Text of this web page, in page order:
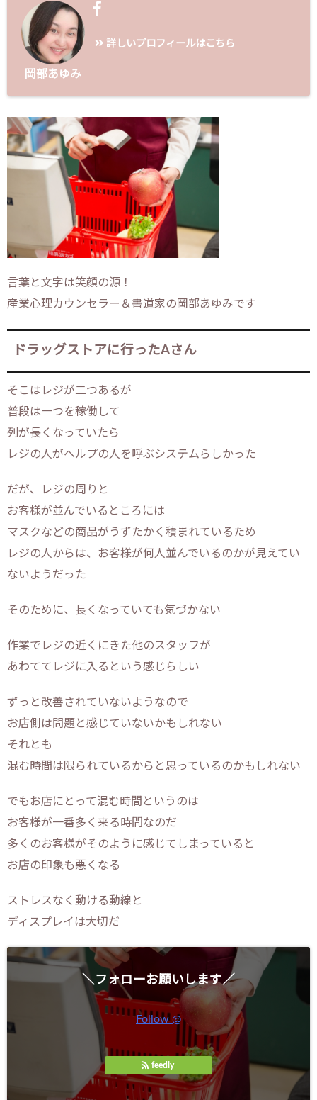
岡部あゆみ
詳しいプロフィールはこちら
言葉と文字は笑顔の源！
産業心理カウンセラー＆書道家の岡部あゆみです
ドラッグストアに行ったAさん
そこはレジが二つあるが
普段は一つを稼働して
列が長くなっていたら
レジの人がヘルプの人を呼ぶシステムらしかった
だが、レジの周りと
お客様が並んでいるところには
マスクなどの商品がうずたかく積まれているため
レジの人からは、お客様が何人並んでいるのかが見えてい
ないようだった
そのために、長くなっていても気づかない
作業でレジの近くにきた他のスタッフが
あわててレジに入るという感じらしい
ずっと改善されていないようなので
お店側は問題と感じていないかもしれない
それとも
混む時間は限られているからと思っているのかもしれない
でもお店にとって混む時間というのは
お客様が一番多く来る時間なのだ
多くのお客様がそのように感じてしまっていると
お店の印象も悪くなる
ストレスなく動ける動線と
ディスプレイは大切だ
＼フォローお願いします／
Follow @
feedly